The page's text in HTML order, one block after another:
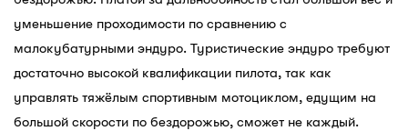
уменьшение проходимости по сравнению с
малокубатурными эндуро. Туристические эндуро требуют
достаточно высокой квалификации пилота, так как
управлять тяжёлым спортивным мотоциклом, едущим на
большой скорости по бездорожью, сможет не каждый.